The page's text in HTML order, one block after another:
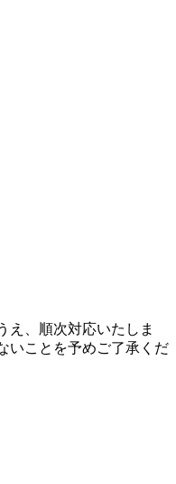
え、順次対応いたしま
いことを予めご了承くだ